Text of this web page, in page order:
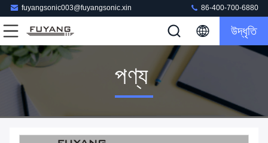
fuyangsonic003@fuyangsonic.xin 86-400-700-6880
উদ্ধৃতি
পণ্য